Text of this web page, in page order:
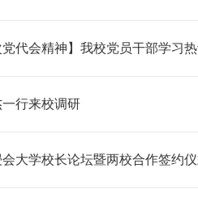
精神】我校党员干部学习热议中国共产党北
行来校调研​
大学校长论坛暨两校合作签约